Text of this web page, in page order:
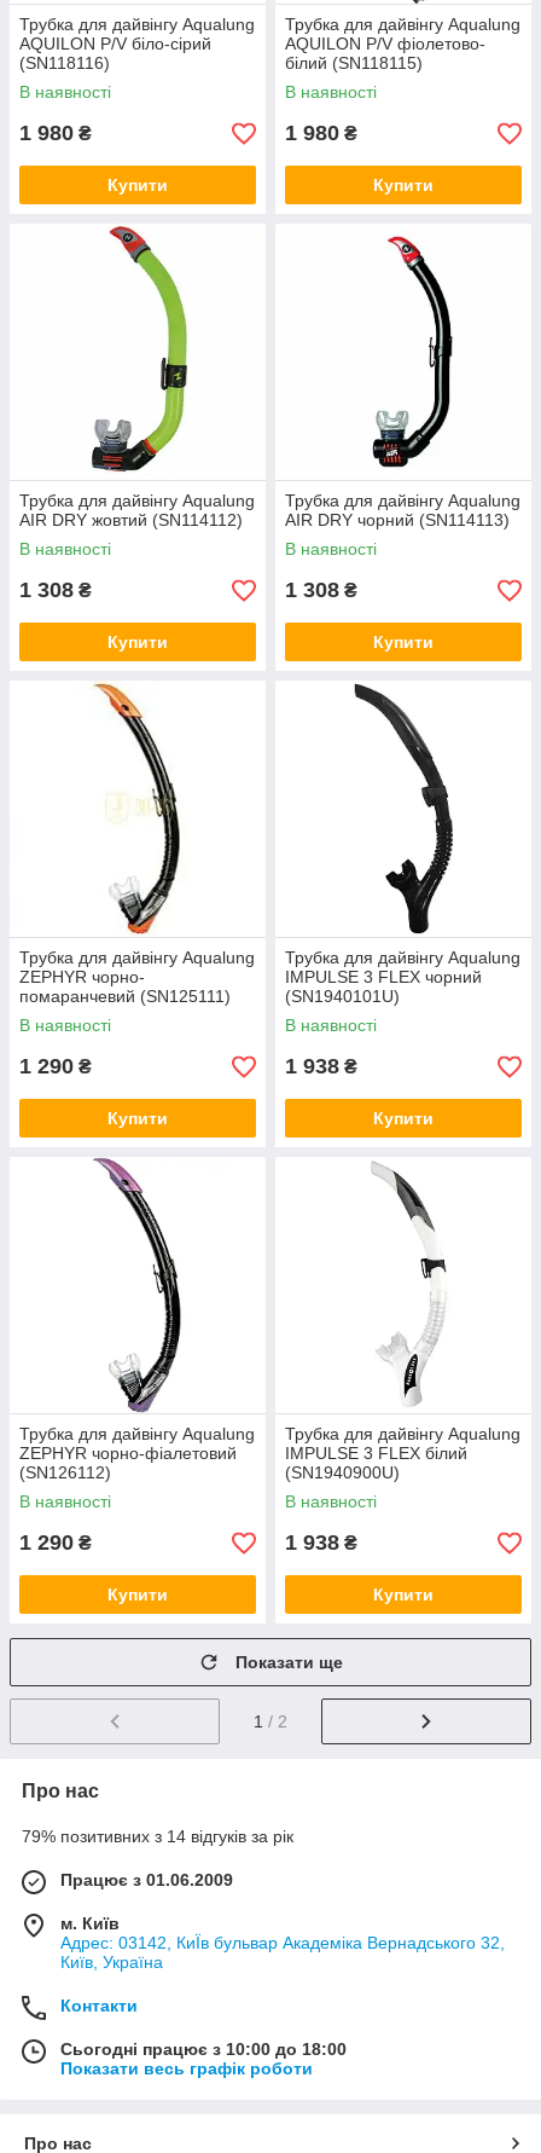
Трубка для дайвінгу Aqualung
AQUILON P/V біло-сірий
(SN118116)
В наявності
1 980 ₴
Купити
Трубка для дайвінгу Aqualung
AQUILON P/V фіолетово-
білий (SN118115)
В наявності
1 980 ₴
Купити
Трубка для дайвінгу Aqualung
AIR DRY жовтий (SN114112)
В наявності
1 308 ₴
Купити
Трубка для дайвінгу Aqualung
AIR DRY чорний (SN114113)
В наявності
1 308 ₴
Купити
Трубка для дайвінгу Aqualung
ZEPHYR чорно-
помаранчевий (SN125111)
В наявності
1 290 ₴
Купити
Трубка для дайвінгу Aqualung
IMPULSE 3 FLEX чорний
(SN1940101U)
В наявності
1 938 ₴
Купити
Трубка для дайвінгу Aqualung
ZEPHYR чорно-фіалетовий
(SN126112)
В наявності
1 290 ₴
Купити
Трубка для дайвінгу Aqualung
IMPULSE 3 FLEX білий
(SN1940900U)
В наявності
1 938 ₴
Купити
Показати ще
1 / 2
Про нас
79% позитивних з 14 відгуків за рік
Працює з 01.06.2009
м. Київ
Адрес: 03142, КиЇв бульвар Академіка Вернадського 32,
Київ, Україна
Контакти
Сьогодні працює з 10:00 до 18:00
Показати весь графік роботи
Про нас